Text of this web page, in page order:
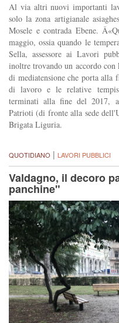
Al via altri nuovi importanti
solo la zona artigianale
Mosele e contrada Ebene.
maggio, ossia quando le
Sella, assessore ai Lavori
inoltre trovando un accordo
di mediatensione che porta alla
di lavoro e le relative
terminati alla fine del 2017,
Patrioti (di fronte alla sede
Brigata Liguria.
QUOTIDIANO | LAVORI PUBBLICI
Valdagno, il decoro
panchine"